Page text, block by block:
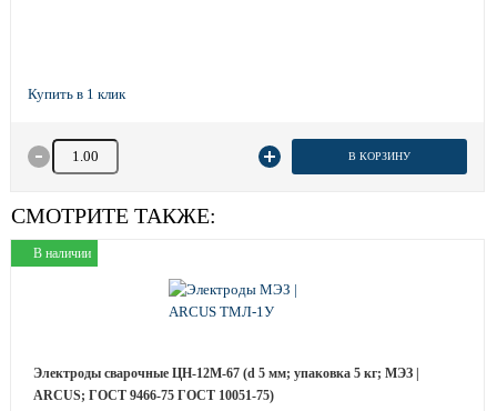
Количество товара В КОРЗИНУ
СМОТРИТЕ ТАКЖЕ:
В наличии
Электроды сварочные ЦН-12М-67 (d 5 мм; упаковка 5 кг; МЭЗ |
ARCUS; ГОСТ 9466-75 ГОСТ 10051-75)